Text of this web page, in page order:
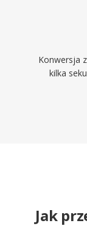
Konwersja
kilka
Jak